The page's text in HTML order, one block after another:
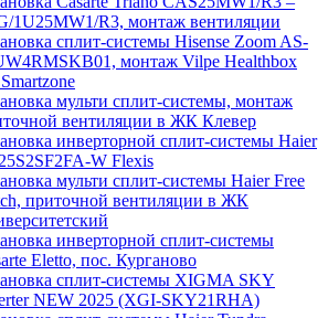
1U25MW1/R3, монтаж вентиляции
сплит-системы Hisense Zoom AS-
монтаж Vilpe Healthbox
мульти сплит-системы, монтаж
вентиляции в ЖК Клевер
инверторной сплит-системы Haier
W Flexis
мульти сплит-системы Haier Free
приточной вентиляции в ЖК
инверторной сплит-системы
Eletto, пос. Курганово
сплит-системы XIGMA SKY
NEW 2025 (XGI-SKY21RHA)